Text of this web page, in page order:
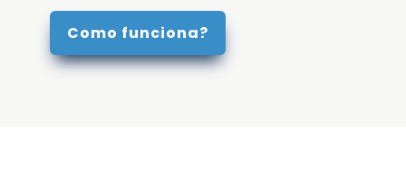
Como funciona?